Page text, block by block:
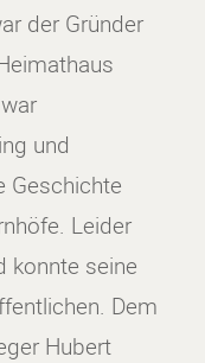
der Gründer
und
Geschichte
Leider
konnte seine
Dem
Hubert